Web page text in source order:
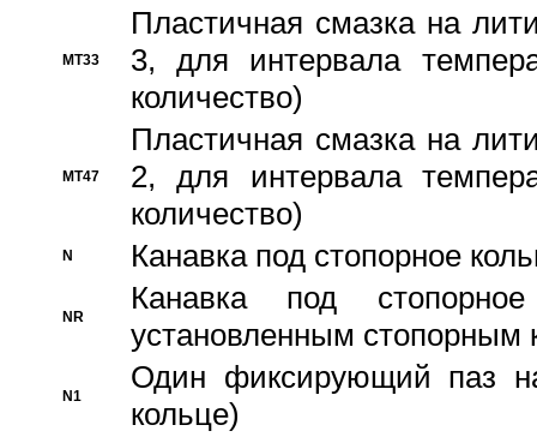
MT33
Пластичная смазка на
3, для интервала
количество)
MT47
Пластичная смазка на
2, для интервала
количество)
N Канавка под стопорное
NR
Канавка под
установленным стопорным
N1
Один фиксирующий паз
кольце)